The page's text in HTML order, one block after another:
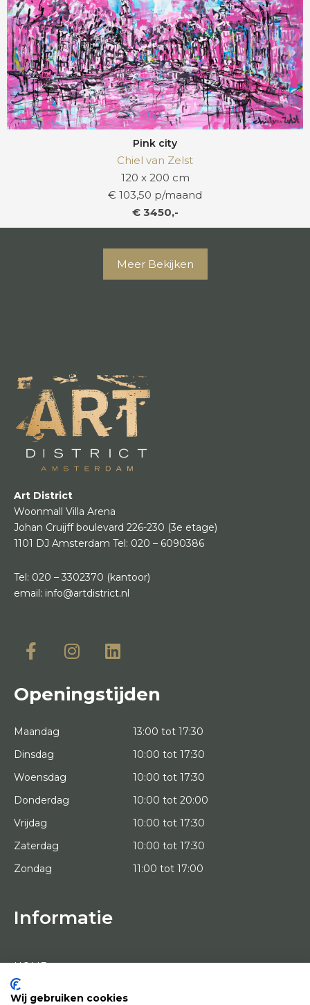
Pink city
Chiel van Zelst
120 x 200 cm
€ 103,50 p/maand
€ 3450,-
Meer Bekijken
Art District
Woonmall Villa Arena
Johan Cruijff boulevard 226-230 (3e etage)
1101 DJ Amsterdam Tel: 020 – 6090386
Tel: 020 – 3302370 (kantoor)
email: info@artdistrict.nl
Openingstijden
Maandag
13:00 tot 17:30
Dinsdag
10:00 tot 17:30
Woensdag
10:00 tot 17:30
Donderdag
10:00 tot 20:00
Vrijdag
10:00 tot 17:30
Zaterdag
10:00 tot 17:30
Zondag
11:00 tot 17:00
Informatie
HOME
KUNSTENAARS
Wij gebruiken cookies